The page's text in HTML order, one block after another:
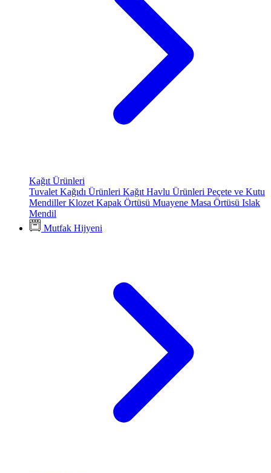
Kağıt Ürünleri
Tuvalet Kağıdı Ürünleri Kağıt Havlu Ürünleri Peçete ve Kutu
MendillerKlozet Kapak Örtüsü Muayene Masa Örtüsü Islak
Mendil
Mutfak Hijyeni